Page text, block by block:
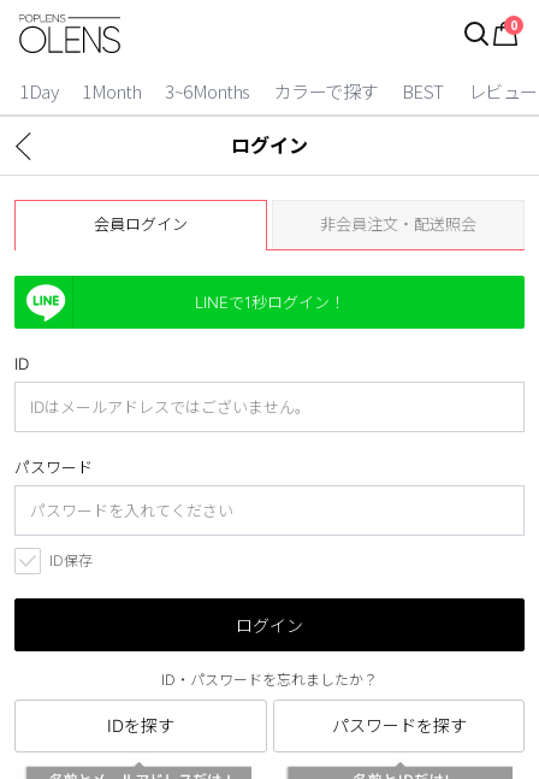
0
1Day 1Month 3~6Months カラーで探す BEST レビュー
ログイン
カラコン比較
今月限定特典
カラコン
1 Day
2 Weeks
1 Month
3~6 Months
よりどりキット
カラー
ブラック
ブルー
ピンク
透明
乱視用
ログイン
会員ログイン 非会員注文・配送照会
LINEで1秒ログイン！
ID
パスワード
ID保存
ログイン
ID・パスワードを忘れましたか？
IDを探す パスワードを探す